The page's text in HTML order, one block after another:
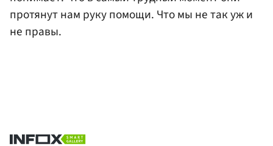
протянут нам руку помощи. Что мы не так уж и
не правы.